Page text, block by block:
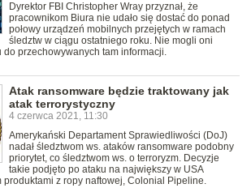
Dyrektor FBI Christopher Wray przyznał, że
pracownikom Biura nie udało się dostać do ponad
połowy urządzeń mobilnych przejętych w ramach
śledztw w ciągu ostatniego roku. Nie mogli oni
do przechowywanych tam informacji.
Atak ransomware będzie traktowany jak
atak terrorystyczny
4 czerwca 2021, 11:30
Amerykański Departament Sprawiedliwości (DoJ)
nadał śledztwom ws. ataków ransomware podobny
priorytet, co śledztwom ws. o terroryzm. Decyzje
takie podjęto po ataku na największy w USA
produktami z ropy naftowej, Colonial Pipeline.